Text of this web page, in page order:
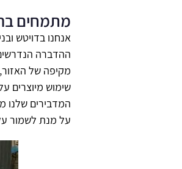
מתמחים
אנחנו בדויטש
ההדברה
מקיפה של
שימוש מיוצרים
המדבירים שלנו
על מנת לשמור